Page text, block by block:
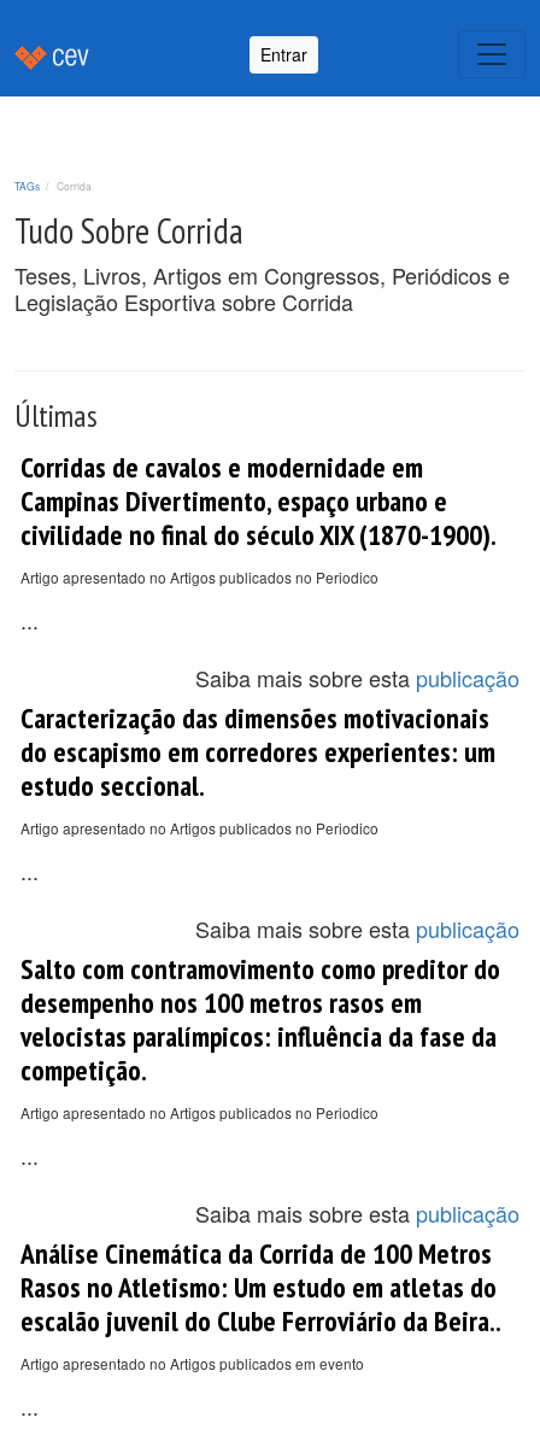
Entrar
TAGs Corrida
Tudo Sobre Corrida
Teses, Livros, Artigos em Congressos, Periódicos e
Legislação Esportiva sobre Corrida
Últimas
Corridas de cavalos e modernidade em
Campinas Divertimento, espaço urbano e
civilidade no final do século XIX (1870-1900).
Artigo apresentado no Artigos publicados no Periodico
...
Saiba mais sobre esta publicação
Caracterização das dimensões motivacionais
do escapismo em corredores experientes: um
estudo seccional.
Artigo apresentado no Artigos publicados no Periodico
...
Saiba mais sobre esta publicação
Salto com contramovimento como preditor do
desempenho nos 100 metros rasos em
velocistas paralímpicos: influência da fase da
competição.
Artigo apresentado no Artigos publicados no Periodico
...
Saiba mais sobre esta publicação
Análise Cinemática da Corrida de 100 Metros
Rasos no Atletismo: Um estudo em atletas do
escalão juvenil do Clube Ferroviário da Beira..
Artigo apresentado no Artigos publicados em evento
...